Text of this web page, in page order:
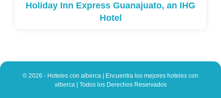
Holiday Inn Express Guanajuato, an IHG
Hotel
© 2026 - Hoteles con alberca | Encuentra los mejores hoteles con
alberca | Todos los Derechos Reservados